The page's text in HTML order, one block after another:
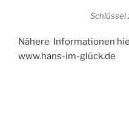
Schlüssel
Nähere Informationen
www.hans-im-glück.de